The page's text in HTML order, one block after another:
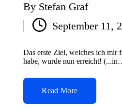
Posted
by
By Stefan Graf
September 11,
Das erste Ziel, welches ich mir
habe, wurde nun erreicht!
Read More